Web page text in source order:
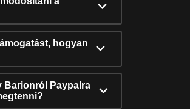
hogyan
Barionról Paypalra